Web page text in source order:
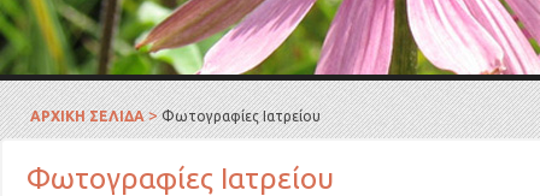
Γύρη λουλουδιών
ΑΡΧΙΚΗ ΣΕΛΙΔΑ>Φωτογραφίες Ιατρείου
Φωτογραφίες Ιατρείου